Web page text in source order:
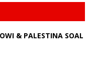
& PALESTINA SOAL